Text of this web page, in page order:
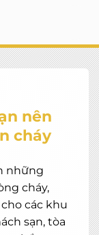
nên
cháy
những
cháy,
các khu
sạn, tòa